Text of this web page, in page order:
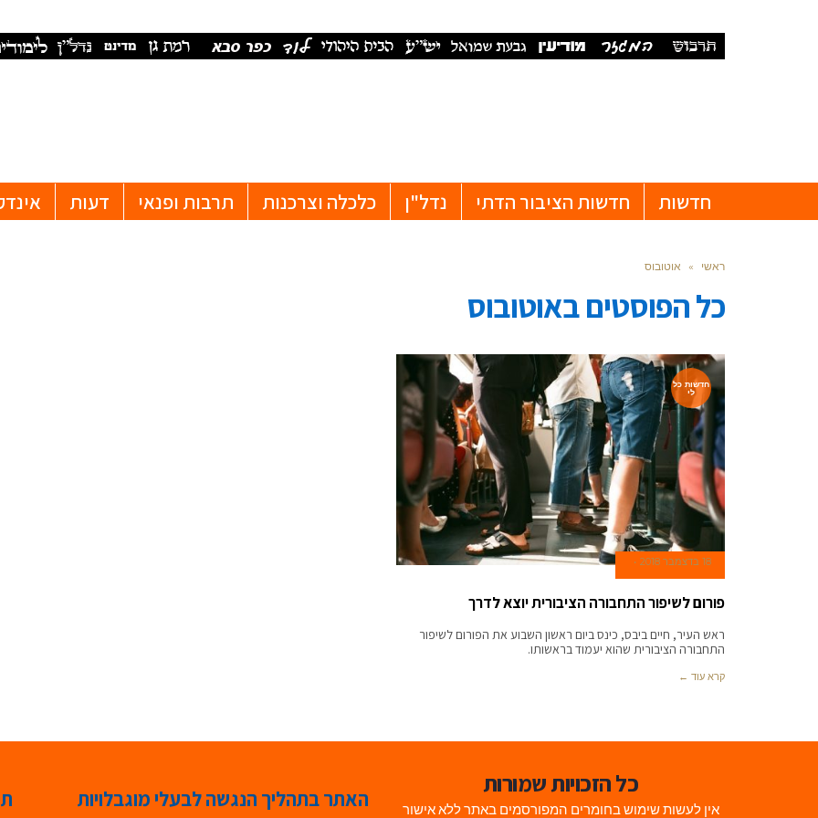
חדשות חדשות הציבור הדתי נדל"ן כלכלה וצרכנות תרבות ופנאי דעות
ראשי » אוטובוס
כל הפוסטים באוטובוס
חדשות כל
לי
18 בדצמבר 2018
פורום לשיפור התחבורה הציבורית יוצא לדרך
ראש העיר, חיים ביבס, כינס ביום ראשון השבוע את הפורום לשיפור
התחבורה הציבורית שהוא יעמוד בראשותו.
קרא עוד ←
כל הזכויות שמורות
אין לעשות שימוש בחומרים המפורסמים באתר ללא אישור האתר בתהליך הנגשה לבעלי מוגבלויות